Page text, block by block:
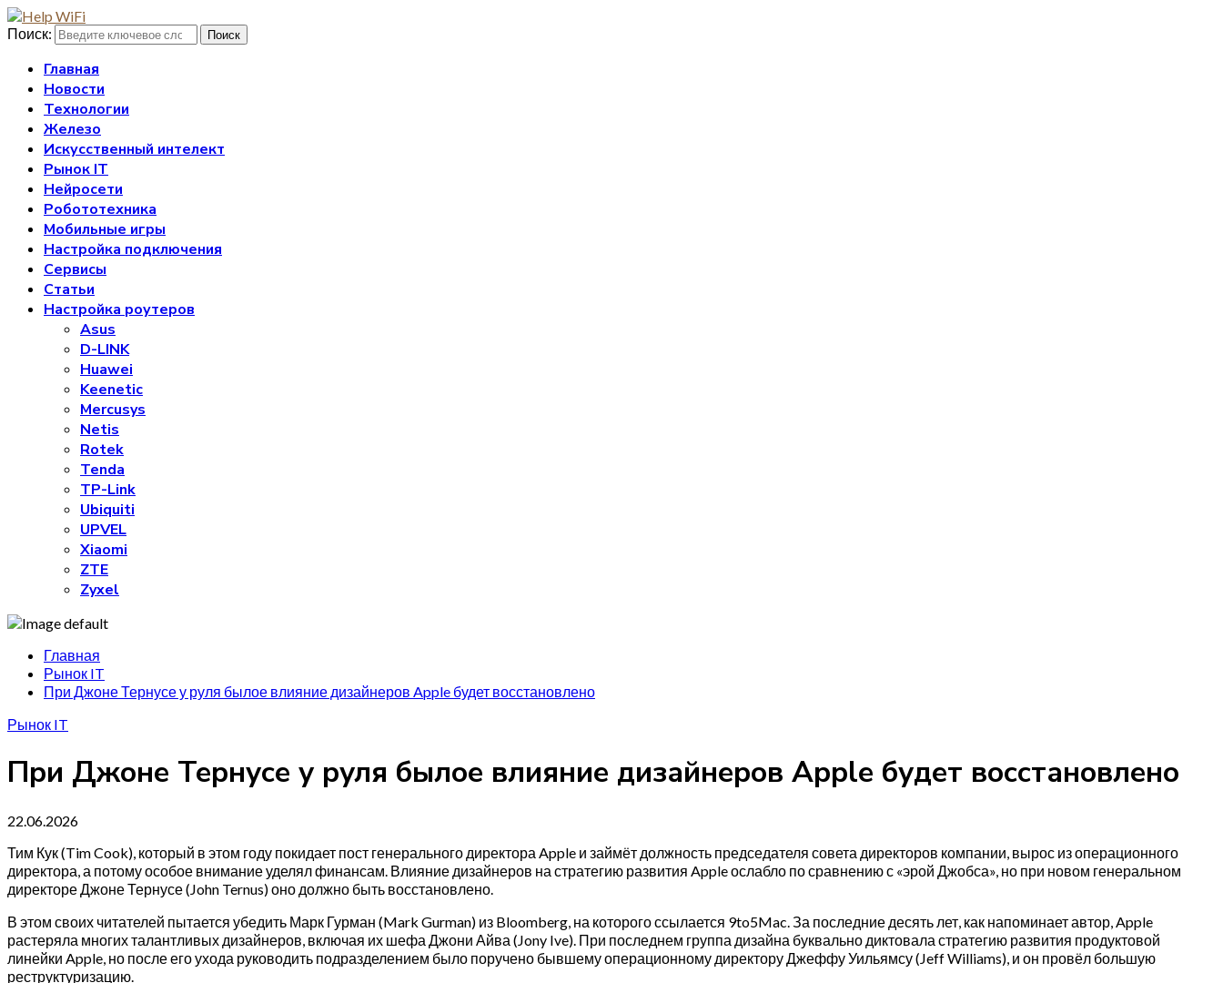
Поиск: Поиск
Главная
Новости
Технологии
Железо
Искусственный интелект
Рынок IT
Нейросети
Робототехника
Мобильные игры
Настройка подключения
Сервисы
Статьи
Настройка роутеров
Asus
D-LINK
Huawei
Keenetic
Mercusys
Netis
Rotek
Tenda
TP-Link
Ubiquiti
UPVEL
Xiaomi
ZTE
Zyxel
Главная
Рынок IT
При Джоне Тернусе у руля былое влияние дизайнеров Apple будет восстановлено
Рынок IT
При Джоне Тернусе у руля былое влияние дизайнеров Apple будет восстановлено
22.06.2026
Тим Кук (Tim Cook), который в этом году покидает пост генерального директора Apple и займёт должность председателя совета директоров компании, вырос из операционного
директора, а потому особое внимание уделял финансам. Влияние дизайнеров на стратегию развития Apple ослабло по сравнению с «эрой Джобса», но при новом генеральном
директоре Джоне Тернусе (John Ternus) оно должно быть восстановлено.
В этом своих читателей пытается убедить Марк Гурман (Mark Gurman) из Bloomberg, на которого ссылается 9to5Mac. За последние десять лет, как напоминает автор, Apple
растеряла многих талантливых дизайнеров, включая их шефа Джони Айва (Jony Ive). При последнем группа дизайна буквально диктовала стратегию развития продуктовой
линейки Apple, но после его ухода руководить подразделением было поручено бывшему операционному директору Джеффу Уильямсу (Jeff Williams), и он провёл большую
реструктуризацию.